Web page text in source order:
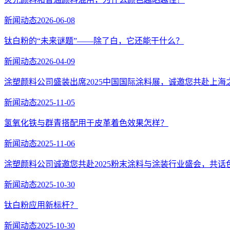
新闻动态2026-06-08
钛白粉的“未来谜题”——除了白，它还能干什么？
新闻动态2026-04-09
涂塑颜料公司盛装出席2025中国国际涂料展，诚邀您共赴上海
新闻动态2025-11-05
氢氧化铁与群青搭配用于皮革着色效果怎样？
新闻动态2025-11-06
涂塑颜料公司诚邀您共赴2025粉末涂料与涂装行业盛会，共话
新闻动态2025-10-30
​钛白粉应用新标杆？
新闻动态2025-10-30